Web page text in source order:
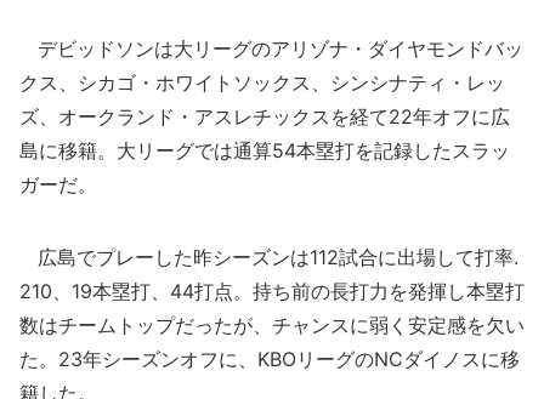
デビッドソンは大リーグのアリゾナ・ダイヤモンドバッ
クス、シカゴ・ホワイトソックス、シンシナティ・レッ
ズ、オークランド・アスレチックスを経て22年オフに広
島に移籍。大リーグでは通算54本塁打を記録したスラッ
ガーだ。
広島でプレーした昨シーズンは112試合に出場して打率.
210、19本塁打、44打点。持ち前の長打力を発揮し本塁打
数はチームトップだったが、チャンスに弱く安定感を欠い
た。23年シーズンオフに、KBOリーグのNCダイノスに移
籍した。